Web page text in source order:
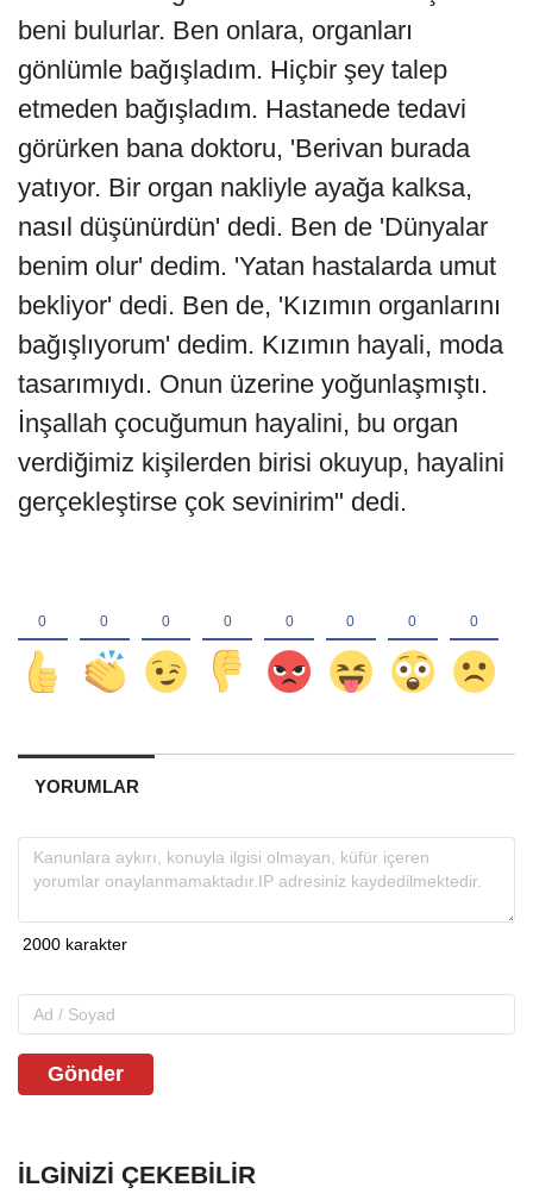
beni bulurlar. Ben onlara, organları
gönlümle bağışladım. Hiçbir şey talep
etmeden bağışladım. Hastanede tedavi
görürken bana doktoru, 'Berivan burada
yatıyor. Bir organ nakliyle ayağa kalksa,
nasıl düşünürdün' dedi. Ben de 'Dünyalar
benim olur' dedim. 'Yatan hastalarda umut
bekliyor' dedi. Ben de, 'Kızımın organlarını
bağışlıyorum' dedim. Kızımın hayali, moda
tasarımıydı. Onun üzerine yoğunlaşmıştı.
İnşallah çocuğumun hayalini, bu organ
verdiğimiz kişilerden birisi okuyup, hayalini
gerçekleştirse çok sevinirim" dedi.
YORUMLAR
Gönder
İLGINIZI ÇEKEBILIR